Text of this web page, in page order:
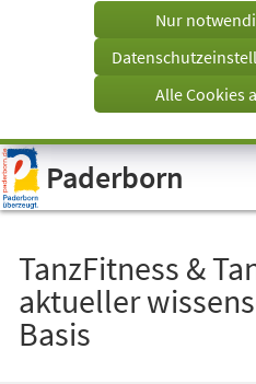
Visuelle
Assistenzsoftware
öffnen.
einem
Tab)
Nur
Alle Cookies
Paderborn
TanzFitness &
aktueller
Basis